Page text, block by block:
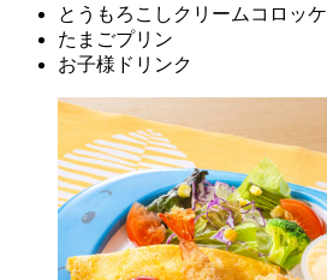
とうもろこしクリームコロッケ
たまごプリン
お子様ドリンク